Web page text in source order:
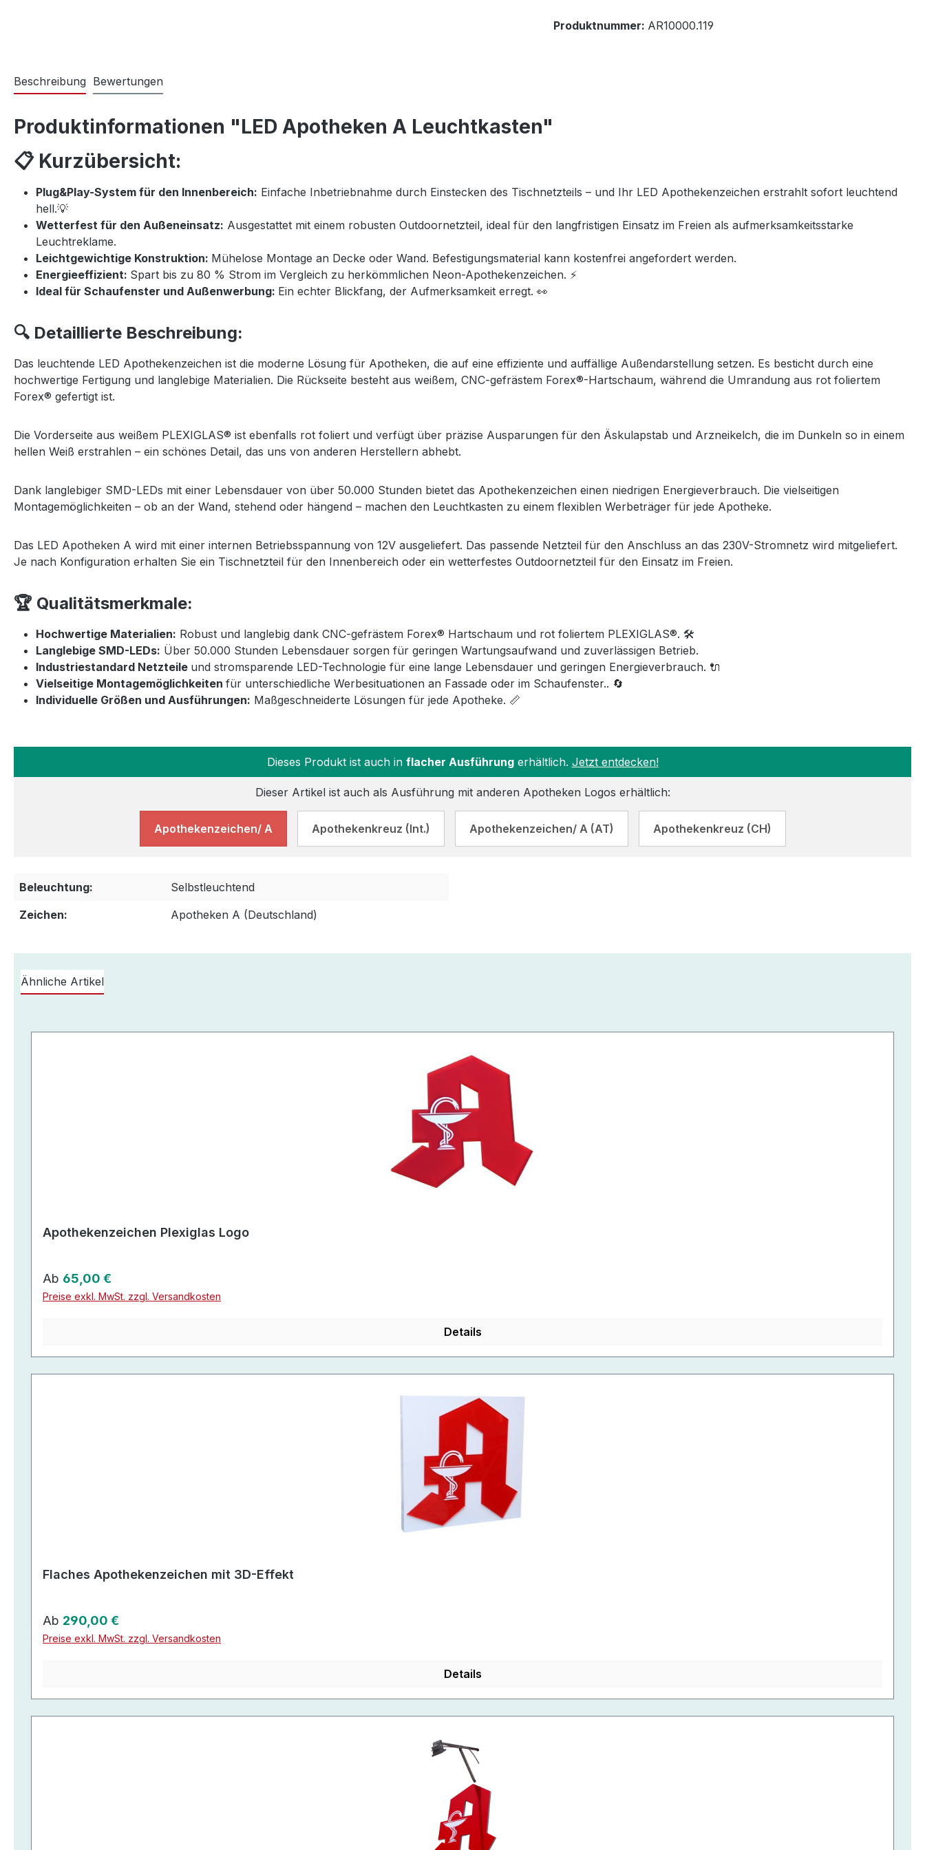
Produktnummer: AR10000.119
Beschreibung Bewertungen
Produktinformationen "LED Apotheken A Leuchtkasten"
📋 Kurzübersicht:
Plug&Play-System für den Innenbereich: Einfache Inbetriebnahme durch Einstecken des Tischnetzteils – und Ihr LED Apothekenzeichen erstrahlt sofort leuchtend
hell.💡
Wetterfest für den Außeneinsatz: Ausgestattet mit einem robusten Outdoornetzteil, ideal für den langfristigen Einsatz im Freien als aufmerksamkeitsstarke
Leuchtreklame.
Leichtgewichtige Konstruktion: Mühelose Montage an Decke oder Wand. Befestigungsmaterial kann kostenfrei angefordert werden.
Energieeffizient: Spart bis zu 80 % Strom im Vergleich zu herkömmlichen Neon-Apothekenzeichen. ⚡
Ideal für Schaufenster und Außenwerbung: Ein echter Blickfang, der Aufmerksamkeit erregt. 👀
🔍 Detaillierte Beschreibung:
Das leuchtende LED Apothekenzeichen ist die moderne Lösung für Apotheken, die auf eine effiziente und auffällige Außendarstellung setzen. Es besticht durch eine
hochwertige Fertigung und langlebige Materialien. Die Rückseite besteht aus weißem, CNC-gefrästem Forex®-Hartschaum, während die Umrandung aus rot foliertem
Forex® gefertigt ist.
Die Vorderseite aus weißem PLEXIGLAS® ist ebenfalls rot foliert und verfügt über präzise Ausparungen für den Äskulapstab und Arzneikelch, die im Dunkeln so in einem
hellen Weiß erstrahlen – ein schönes Detail, das uns von anderen Herstellern abhebt.
Dank langlebiger SMD-LEDs mit einer Lebensdauer von über 50.000 Stunden bietet das Apothekenzeichen einen niedrigen Energieverbrauch. Die vielseitigen
Montagemöglichkeiten – ob an der Wand, stehend oder hängend – machen den Leuchtkasten zu einem flexiblen Werbeträger für jede Apotheke.
Das LED Apotheken A wird mit einer internen Betriebsspannung von 12V ausgeliefert. Das passende Netzteil für den Anschluss an das 230V-Stromnetz wird mitgeliefert.
Je nach Konfiguration erhalten Sie ein Tischnetzteil für den Innenbereich oder ein wetterfestes Outdoornetzteil für den Einsatz im Freien.
🏆 Qualitätsmerkmale:
Hochwertige Materialien: Robust und langlebig dank CNC-gefrästem Forex® Hartschaum und rot foliertem PLEXIGLAS®. 🛠️
Langlebige SMD-LEDs: Über 50.000 Stunden Lebensdauer sorgen für geringen Wartungsaufwand und zuverlässigen Betrieb.
Industriestandard Netzteile und stromsparende LED-Technologie für eine lange Lebensdauer und geringen Energieverbrauch. 🔌
Vielseitige Montagemöglichkeiten für unterschiedliche Werbesituationen an Fassade oder im Schaufenster.. 🔄
Individuelle Größen und Ausführungen: Maßgeschneiderte Lösungen für jede Apotheke. 📏
Dieses Produkt ist auch in flacher Ausführungerhältlich. Jetzt entdecken!
Dieser Artikel ist auch als Ausführung mit anderen Apotheken Logos erhältlich:
Apothekenzeichen/ A Apothekenkreuz (Int.) Apothekenzeichen/ A (AT) Apothekenkreuz (CH)
Beleuchtung:
Selbstleuchtend
Zeichen:
Apotheken A (Deutschland)
Ähnliche Artikel
Apothekenzeichen Plexiglas Logo
Regulärer Preis:
Ab 65,00 €
Preise exkl. MwSt. zzgl. Versandkosten
Details
Flaches Apothekenzeichen mit 3D-Effekt
Regulärer Preis:
Ab 290,00 €
Preise exkl. MwSt. zzgl. Versandkosten
Details